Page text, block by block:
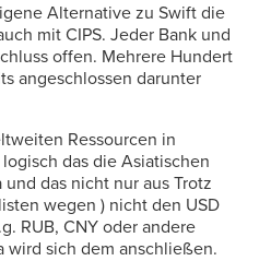
Alternative zu Swift die
mit CIPS. Jeder Bank und
offen. Mehrere Hundert
angeschlossen darunter
Ressourcen in
das die Asiatischen
das nicht nur aus Trotz
wegen ) nicht den USD
RUB, CNY oder andere
wird sich dem anschließen.